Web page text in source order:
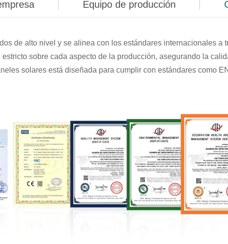
Equipo de producción
de alto nivel y se alinea con los estándares internacionales
sobre cada aspecto de la producción, asegurando la
solares está diseñada para cumplir con estándares como